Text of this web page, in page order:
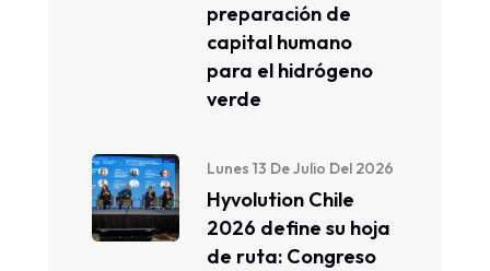
preparación de
capital humano
para el hidrógeno
verde
Lunes 13 De Julio Del 2026
Hyvolution Chile
2026 define su hoja
de ruta: Congreso